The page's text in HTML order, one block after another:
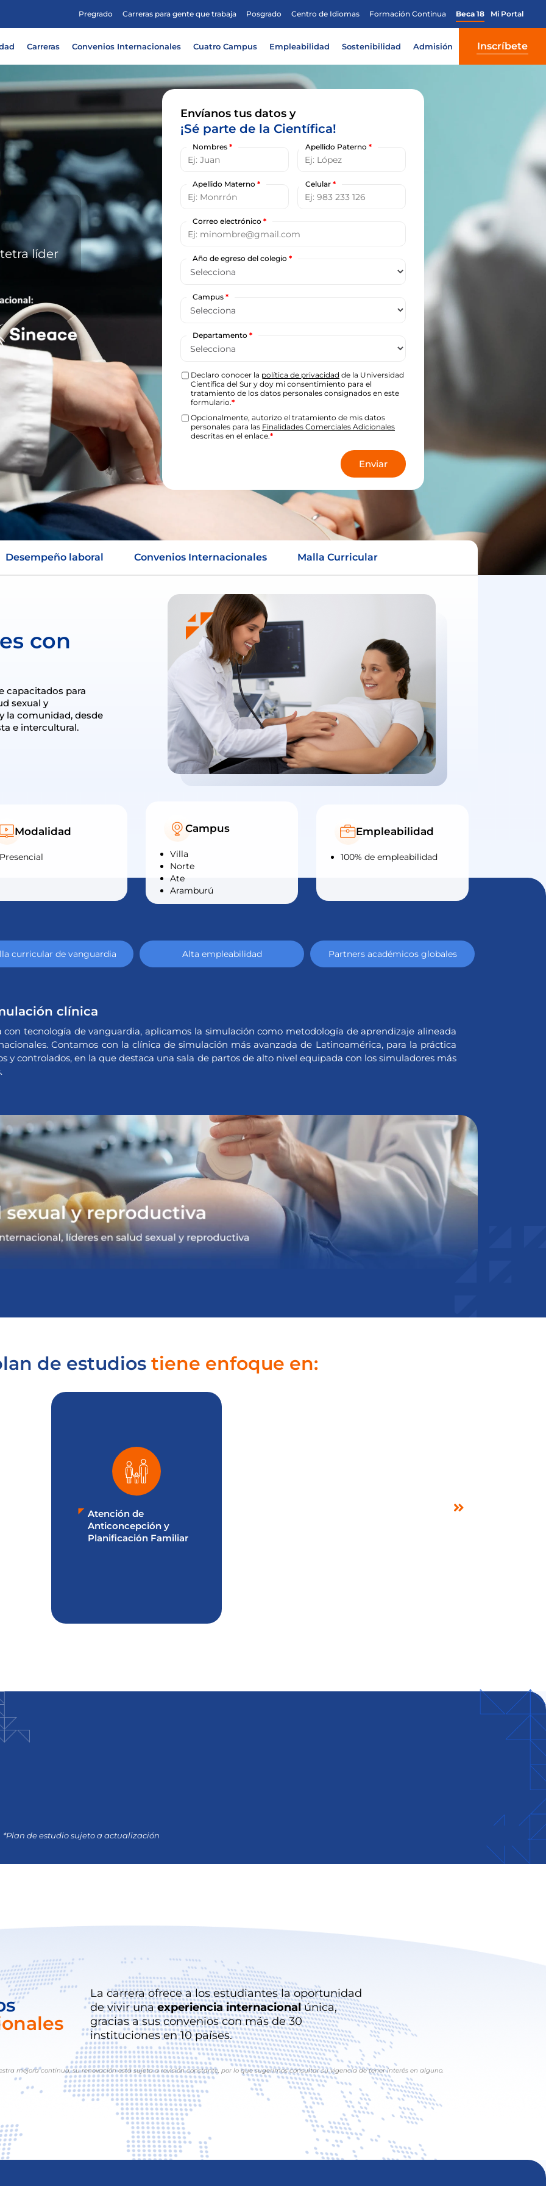
Pregrado Carreras para gente que trabaja Posgrado Centro de Idiomas Formación Continua Beca 18 Mi Portal
Carreras Convenios Internacionales Cuatro Campus Empleabilidad Sostenibilidad Admisión Inscríbete
líder
Envíanos tus datos y
¡Sé parte de la Científica!
Nombres* Apellido Paterno*
Apellido Materno* Celular*
Correo electrónico*
Año de egreso del colegio*
Campus*
Departamento*
Declaro conocer la política de privacidad de la Universidad
Científica del Sur y doy mi consentimiento para el
tratamiento de los datos personales consignados en este
formulario.*
Opcionalmente, autorizo el tratamiento de mis datos
personales para las Finalidades Comerciales Adicionales
descritas en el enlace.*
Enviar
Desempeño laboral Convenios Internacionales Malla Curricular
con
capacitados para
sexual y
la comunidad, desde
e intercultural.
Modalidad
Presencial
Campus
Villa
Norte
Ate
Aramburú
Empleabilidad
100% de empleabilidad
curricular de vanguardia Alta empleabilidad Partners académicos globales
clínica
tecnología de vanguardia, aplicamos la simulación como metodología de aprendizaje alineada
Contamos con la clínica de simulación más avanzada de Latinoamérica, para la práctica
y controlados, en la que destaca una sala de partos de alto nivel equipada con los simuladores más
de estudios tiene enfoque en:
Atención de
Anticoncepción y
Planificación Familiar
*Plan de estudio sujeto a actualización
La carrera ofrece a los estudiantes la oportunidad
de vivir unaexperiencia internacionalúnica,
gracias a sus convenios con más de 30
instituciones en 10 países.
mejora continua, su renovación está sujeta a revisión constante, por lo que sugerimos consultar su vigencia de tener interés en alguno.